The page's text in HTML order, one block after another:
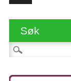
Søk
Søk etter: